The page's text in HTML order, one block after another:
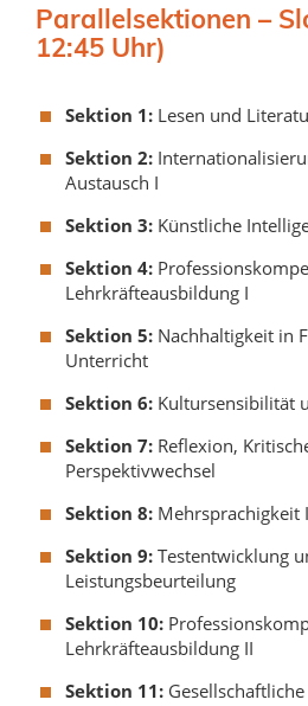
Parallelsektionen –
12:45 Uhr)
Sektion 1: Lesen und
Sektion 2:
Austausch I
Sektion 3: Künstliche
Sektion 4:
Lehrkräfteausbildung I
Sektion 5: Nachhaltigkeit in
Unterricht
Sektion 6: Kultursensibilität
Sektion 7: Reflexion,
Perspektivwechsel
Sektion 8: Mehrsprachigkeit I
Sektion 9: Testentwicklung
Leistungsbeurteilung
Sektion 10:
Lehrkräfteausbildung II
Sektion 11: